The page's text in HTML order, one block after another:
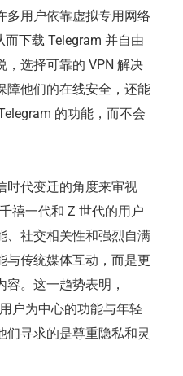
多用户依靠虚拟专用网络
下载 Telegram 并自由
，选择可靠的 VPN 解决
障他们的在线安全，还能
的功能，而不会
时代变迁的角度来审视
禧一代和 Z 世代的用户
、社交相关性和强烈自满
与传统媒体互动，而是更
。这一趋势表明，
户为中心的功能与年轻
们寻求的是尊重隐私和灵